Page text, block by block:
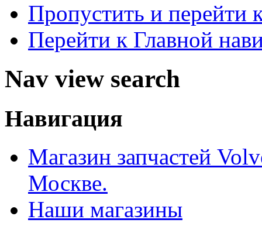
Пропустить и перейти
Перейти к Главной
Nav view search
Навигация
Магазин запчастей
Москве.
Наши магазины